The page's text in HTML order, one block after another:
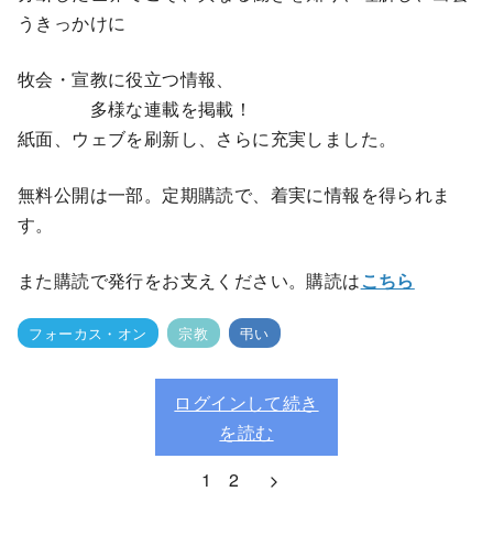
うきっかけに
牧会・宣教に役立つ情報、
多様な連載を掲載！
紙面、ウェブを刷新し、さらに充実しました。
無料公開は一部。定期購読で、着実に情報を得られま
す。
また購読で発行をお支えください。購読はこちら
フォーカス・オン 宗教 弔い
ログインして続き
を読む
1
2